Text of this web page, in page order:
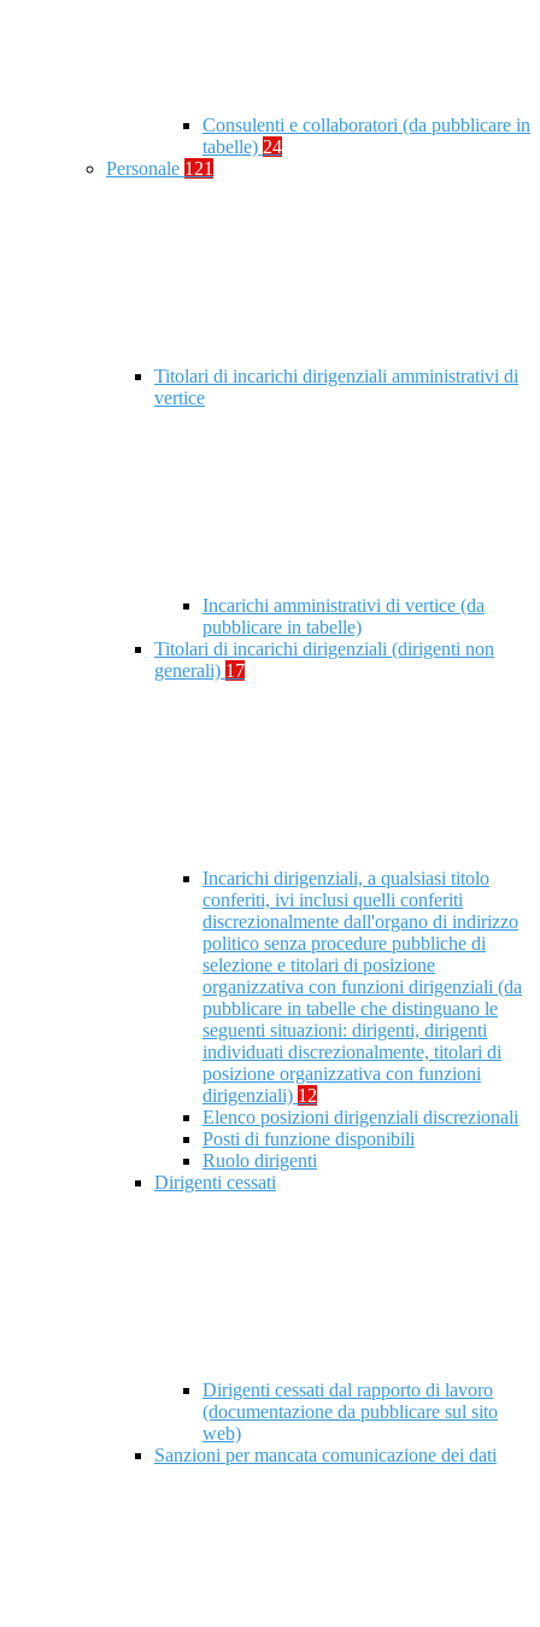
Consulenti e collaboratori (da pubblicare in
tabelle) 24
Personale 121
Titolari di incarichi dirigenziali amministrativi di
vertice
Incarichi amministrativi di vertice (da
pubblicare in tabelle)
Titolari di incarichi dirigenziali (dirigenti non
generali) 17
Incarichi dirigenziali, a qualsiasi titolo
conferiti, ivi inclusi quelli conferiti
discrezionalmente dall'organo di indirizzo
politico senza procedure pubbliche di
selezione e titolari di posizione
organizzativa con funzioni dirigenziali (da
pubblicare in tabelle che distinguano le
seguenti situazioni: dirigenti, dirigenti
individuati discrezionalmente, titolari di
posizione organizzativa con funzioni
dirigenziali) 12
Elenco posizioni dirigenziali discrezionali
Posti di funzione disponibili
Ruolo dirigenti
Dirigenti cessati
Dirigenti cessati dal rapporto di lavoro
(documentazione da pubblicare sul sito
web)
Sanzioni per mancata comunicazione dei dati